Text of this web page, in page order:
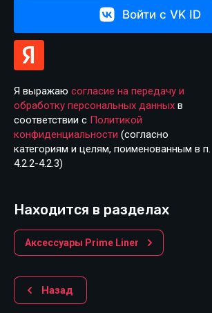
Войти с VK ID
Я выражаю согласие на передачу и
обработку персональных данных в
соответствии с Политикой
конфиденциальности (согласно
категориям и целям, поименованным в п.
4.2.2-4.2.3)
Находится в разделах
Аксессуары Prime Liner
Назад